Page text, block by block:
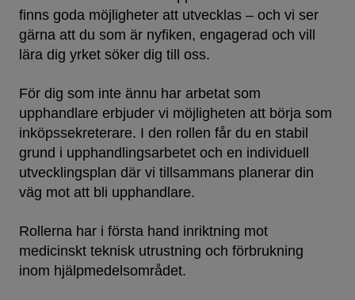
finns goda möjligheter att utvecklas – och vi ser
gärna att du som är nyfiken, engagerad och vill
lära dig yrket söker dig till oss.
För dig som inte ännu har arbetat som
upphandlare erbjuder vi möjligheten att börja som
inköpssekreterare. I den rollen får du en stabil
grund i upphandlingsarbetet och en individuell
utvecklingsplan där vi tillsammans planerar din
väg mot att bli upphandlare.
Rollerna har i första hand inriktning mot
medicinskt teknisk utrustning och förbrukning
inom hjälpmedelsområdet.